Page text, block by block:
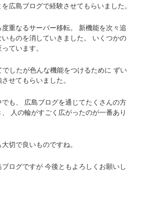
広島ブログで経験させてもらいました。
重なるサーバー移転。
新機能を次々追
ものを消していきました。
いくつかの
ています。
したが色んな機能をつけるために ずい
せてもらいました。
も、
広島ブログを通じてたくさんの方
人の輪がすごく広がったのが一番あり
切で良いものですね。
ブログですが 今後ともよろしくお願いし